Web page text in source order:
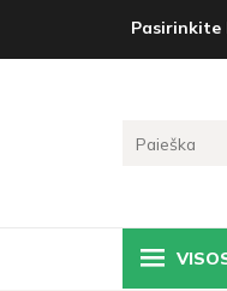
Pasirinkite